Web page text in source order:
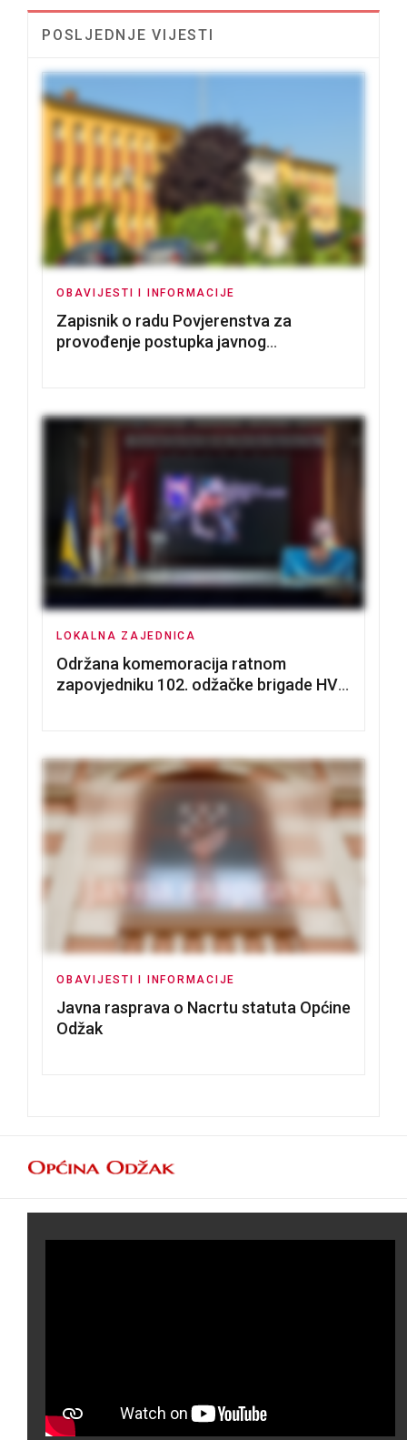
POSLJEDNJE VIJESTI
OBAVIJESTI I INFORMACIJE
Zapisnik o radu Povjerenstva za
provođenje postupka javnog
LOKALNA ZAJEDNICA
Održana komemoracija ratnom
zapovjedniku 102. odžačke brigade HVO
OBAVIJESTI I INFORMACIJE
Javna rasprava o Nacrtu statuta Općine
Odžak